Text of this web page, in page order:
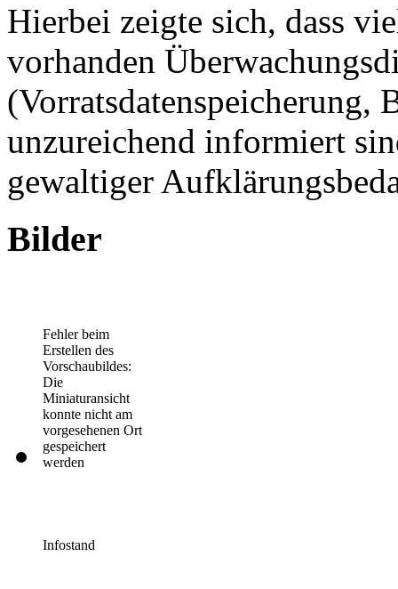
Hierbei zeigte sich, dass
vorhanden
(Vorratsdatenspeicherung,
unzureichend informiert
gewaltiger
Bilder
Fehler beim
Erstellen des
Vorschaubildes:
Die
Miniaturansicht
konnte nicht am
vorgesehenen Ort
gespeichert
werden
Infostand